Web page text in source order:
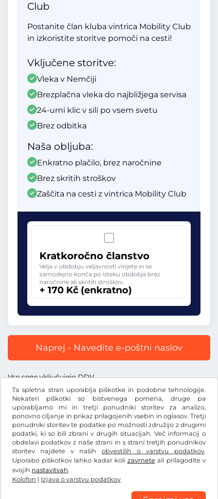
Ta spletna stran uporablja piškotke in podobne tehnologije.
Nekateri piškotki so bistvenega pomena, druge pa
uporabljamo mi in tretji ponudniki storitev za analizo,
ponovno ciljanje in prikaz prilagojenih vsebin in oglasov. Tretji
ponudniki storitev te podatke po možnosti združijo z drugimi
podatki, ki so bili zbrani v drugih situacijah. Več informacij o
obdelavi podatkov z naše strani in s strani tretjih ponudnikov
storitev najdete v naših obvestilih o varstvu podatkov.
Uporabo piškotkov lahko kadar koli zavrneteali prilagodite v
svojih nastavitvah.
Kolofon | Izjava o varstvu podatkov
Club
Postanite član kluba vintrica Mobility Club
in izkoristite storitve pomoči na cesti!
Vključene storitve:
Vleka v Nemčiji
Brezplačna vleka do najbližjega servisa
24-urni klic v sili po vsem svetu
Brez odbitka
Naša obljuba:
Enkratno plačilo, brez naročnine
Brez skritih stroškov
Zaščita na cesti z vintrica Mobility Club
Kratkoročno članstvo
Velja v obdobju veljavnosti vinjete in se
samodejno konča po izteku obdobja brez
naročnine ali skritih stroškov.
+ 170 Kč (enkratno)
Naprej - Navedite e-poštni naslov
Vse cene vključujejo DDV.
KčCZK
Facebook Instagram
Splošni pogoji poslovanja/preklicna pravica
Nastavitve piškotkov Kolofon